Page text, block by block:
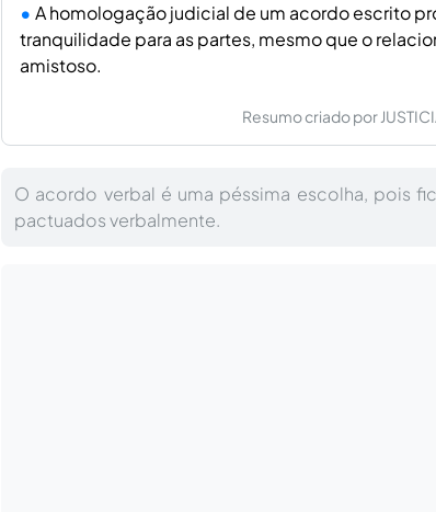
A homologação judicial de um acordo escrito
tranquilidade para as partes, mesmo que o
amistoso.
Resumo criado por
O acordo verbal é uma péssima escolha, pois
pactuados verbalmente.